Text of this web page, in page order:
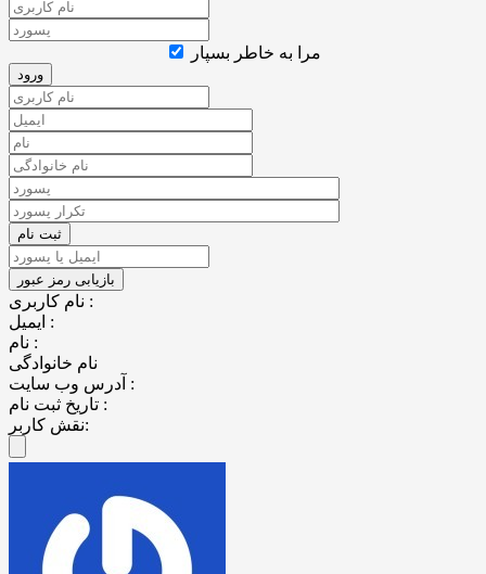
مرا به خاطر بسپار
نام کاربری :
ایمیل :
نام :
نام خانوادگی
آدرس وب سایت :
تاریخ ثبت نام :
نقش کاربر: